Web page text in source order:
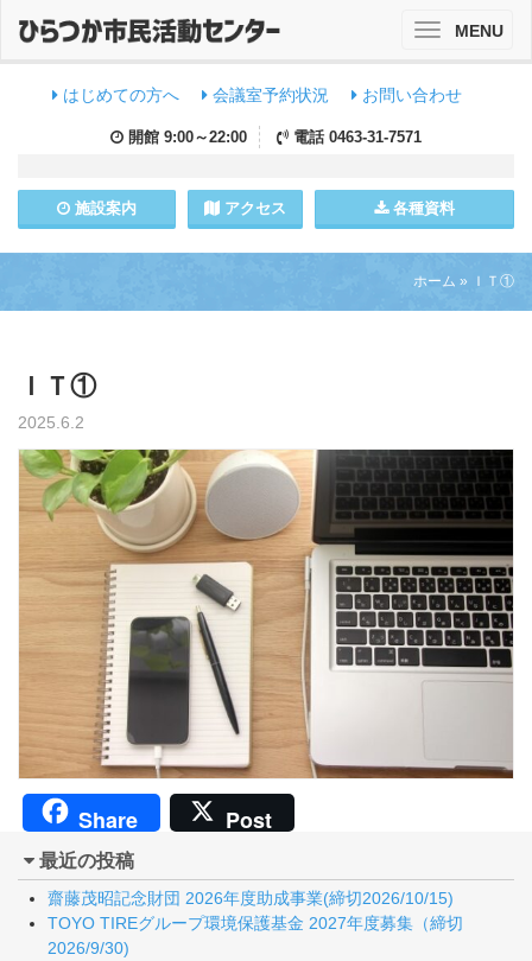
はじめての方へ 会議室予約状況 お問い合わせ
開館 9:00～22:00 電話 0463-31-7571
施設案内 アクセス 各種資料
ToggleMENU
ホーム » ＩＴ①
ＩＴ①
2025.6.2
Share Post
最近の投稿
齋藤茂昭記念財団 2026年度助成事業(締切2026/10/15)
TOYO TIREグループ環境保護基金 2027年度募集（締切
2026/9/30)